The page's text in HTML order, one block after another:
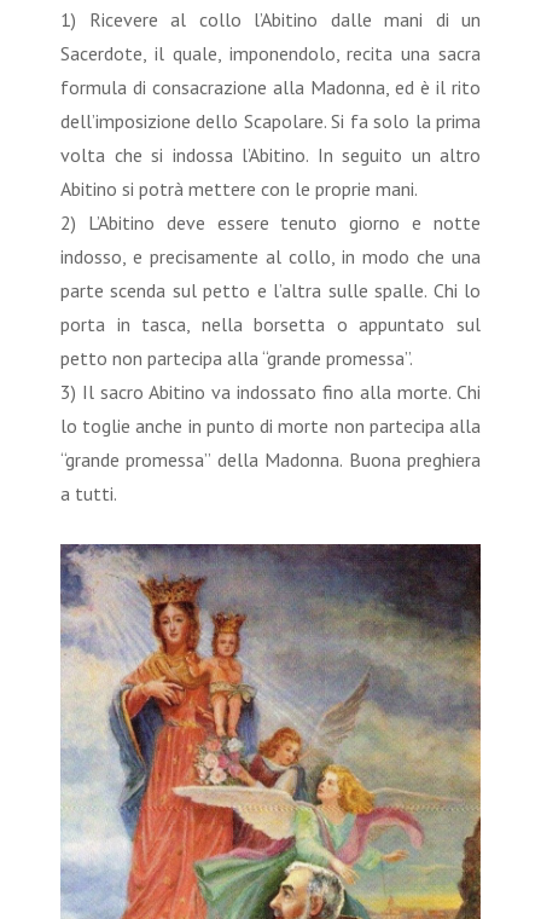
1) Ricevere al collo l’Abitino dalle mani di un
Sacerdote, il quale, imponendolo, recita una sacra
formula di consacrazione alla Madonna, ed è il rito
dell’imposizione dello Scapolare. Si fa solo la prima
volta che si indossa l’Abitino. In seguito un altro
Abitino si potrà mettere con le proprie mani.
2) L’Abitino deve essere tenuto giorno e notte
indosso, e precisamente al collo, in modo che una
parte scenda sul petto e l’altra sulle spalle. Chi lo
porta in tasca, nella borsetta o appuntato sul
petto non partecipa alla “grande promessa”.
3) Il sacro Abitino va indossato fino alla morte. Chi
lo toglie anche in punto di morte non partecipa alla
“grande promessa” della Madonna. Buona preghiera
a tutti.